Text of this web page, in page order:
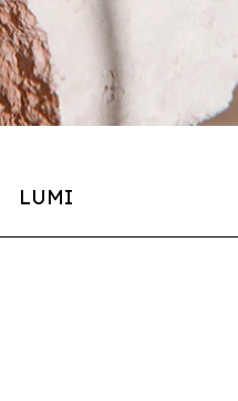
LUMI